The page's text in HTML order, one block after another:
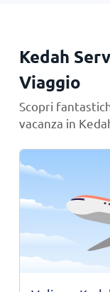
Kedah
Viaggio
Scopri
vacanza in